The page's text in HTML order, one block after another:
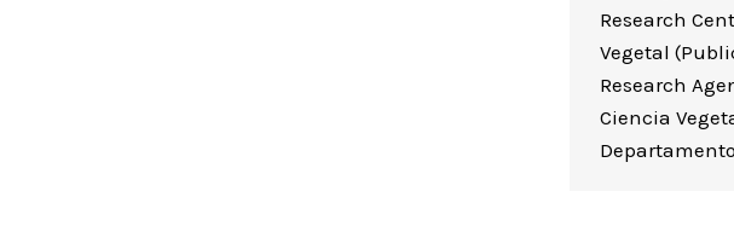
Research
Vegetal
Research
Ciencia